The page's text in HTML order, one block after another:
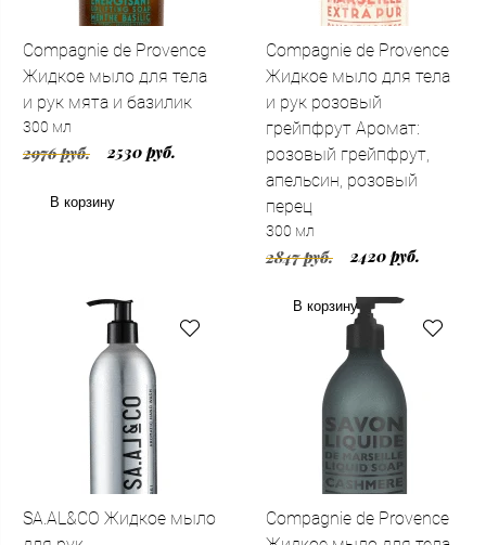
Compagnie de Provence
Жидкое мыло для тела
и рук мята и базилик
300 мл
2976 руб. 2530 руб.
В корзину
Compagnie de Provence
Жидкое мыло для тела
и рук розовый
грейпфрут Аромат:
розовый грейпфрут,
апельсин, розовый
перец
300 мл
2847 руб. 2420 руб.
В корзину
SA.AL&CO Жидкое мыло
Compagnie de Provence